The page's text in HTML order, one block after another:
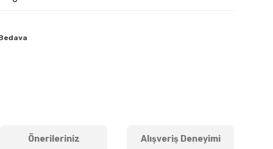
Önerileriniz Alışveriş Deneyimi